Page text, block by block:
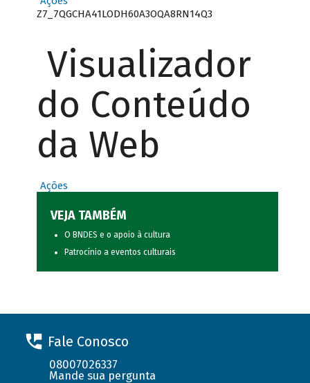
Z7_7QGCHA41LODH60A3OQA8RN14Q3
Visualizador
do Conteúdo
da Web
Ações
VEJA TAMBÉM
O BNDES e o apoio à cultura
Patrocínio a eventos culturais
Fale Conosco
08007026337
Mande sua pergunta